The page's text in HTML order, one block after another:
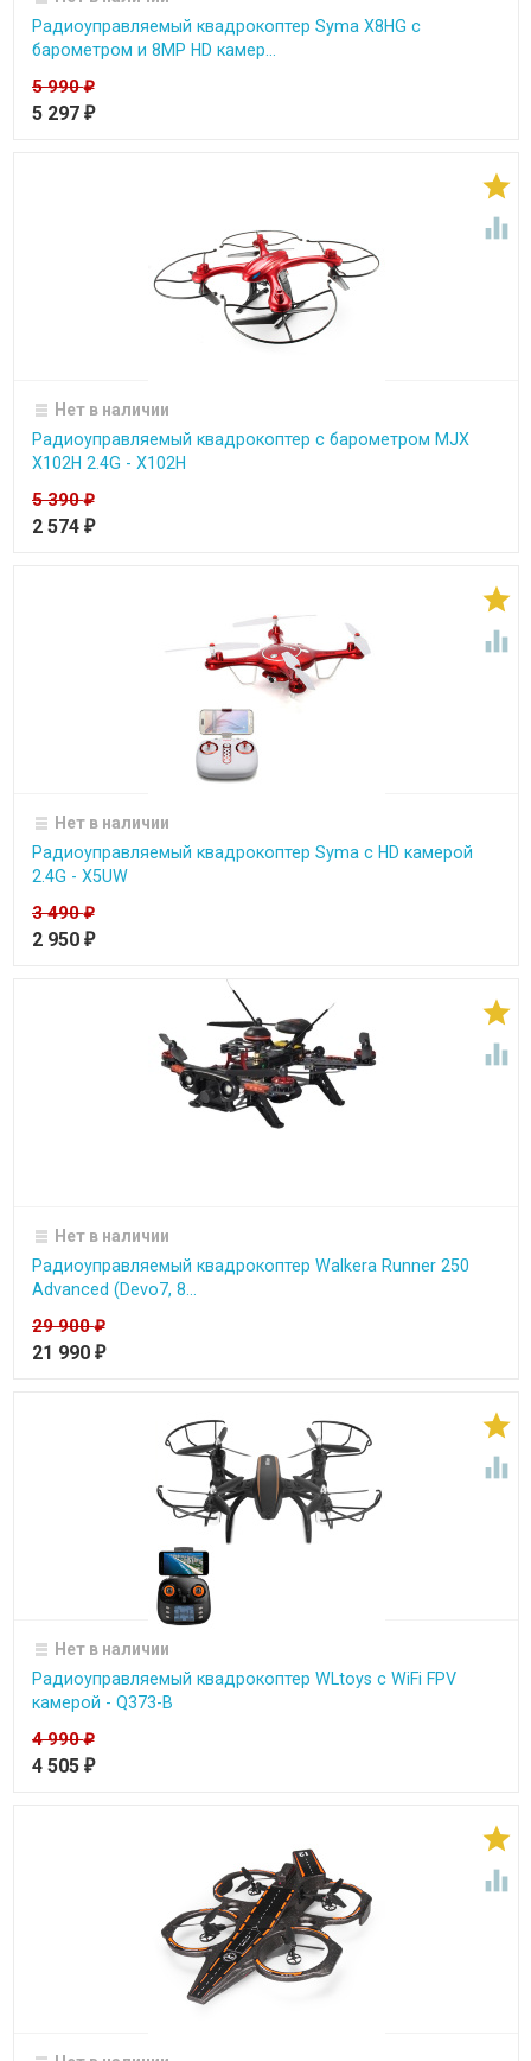
Радиоуправляемый квадрокоптер Syma X8HG с
барометром и 8MP HD камер...
5 990₽
5 297 ₽


Нет в наличии
Радиоуправляемый квадрокоптер с барометром MJX
X102H 2.4G - X102H
5 390₽
2 574 ₽


Нет в наличии
Радиоуправляемый квадрокоптер Syma с HD камерой
2.4G - X5UW
3 490₽
2 950 ₽


Нет в наличии
Радиоуправляемый квадрокоптер Walkera Runner 250
Advanced (Devo7, 8...
29 900₽
21 990 ₽


Нет в наличии
Радиоуправляемый квадрокоптер WLtoys c WiFi FPV
камерой - Q373-B
4 990₽
4 505 ₽

